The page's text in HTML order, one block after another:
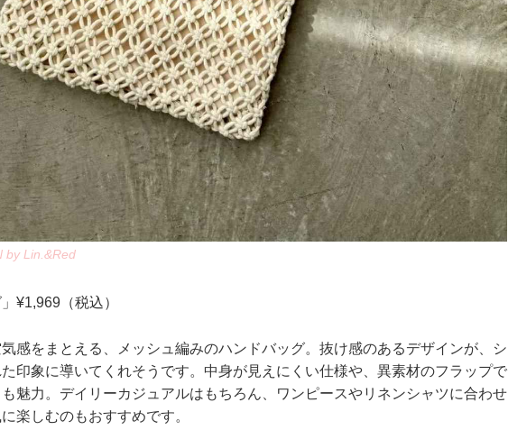
by Lin.&Red
¥1,969（税込）
感をまとえる、メッシュ編みのハンドバッグ。抜け感のあるデザインが、シ
印象に導いてくれそうです。中身が見えにくい仕様や、異素材のフラップで
魅力。デイリーカジュアルはもちろん、ワンピースやリネンシャツに合わせ
楽しむのもおすすめです。